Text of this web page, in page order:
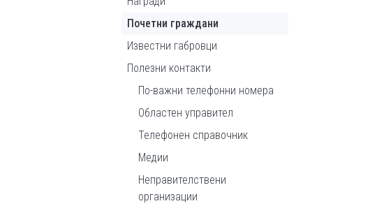
Почетни граждани
Известни габровци
Полезни контакти
По-важни телефонни номера
Областен управител
Телефонен справочник
Медии
Неправителствени
организации